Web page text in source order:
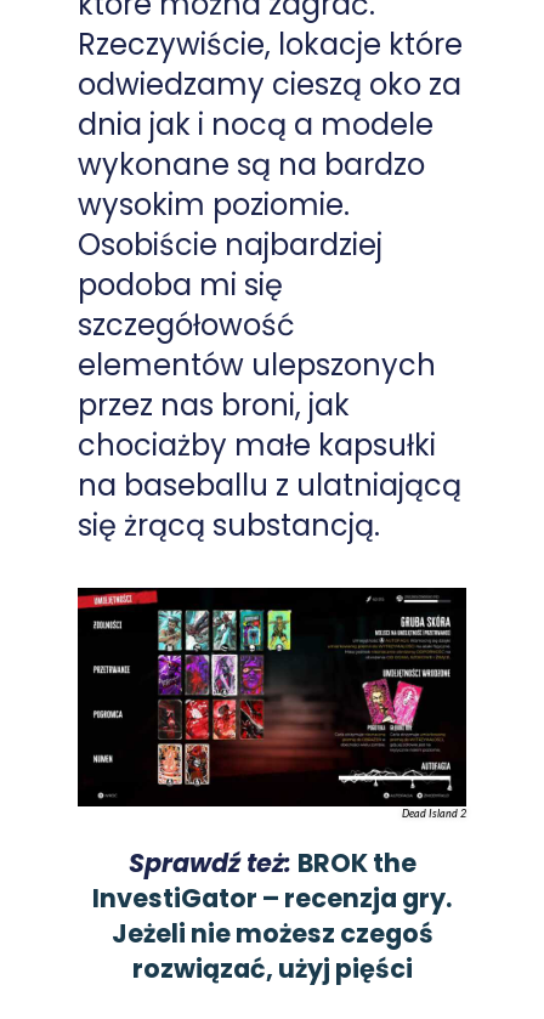
Rzeczywiście, lokacje które
odwiedzamy cieszą oko za
dnia jak i nocą a modele
wykonane są na bardzo
wysokim poziomie.
Osobiście najbardziej
podoba mi się
szczegółowość
elementów ulepszonych
przez nas broni, jak
chociażby małe kapsułki
na baseballu z ulatniającą
się żrącą substancją.
Dead Island 2
Sprawdź też: BROK the
InvestiGator – recenzja gry.
Jeżeli nie możesz czegoś
rozwiązać, użyj pięści